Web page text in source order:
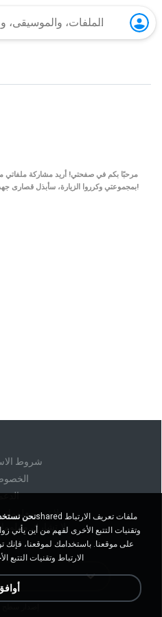
مرحبًا بكم في صفحتي! أريد مشاركة ملفاتي
بمجموعتي وكرروا الزيارة، سأبذل قصارى جهدي لجعلها مفيدة لكم دومًا. شكرًا على وقتكم!
شروط
لا تبيع
لا تشارك
نحن
وتقنيات التتبع الأخرى لفهم من أين يأتي
على موقعنا. باستخدامك لموقعنا، فإنك
الارتباط وتقنيات التتبع